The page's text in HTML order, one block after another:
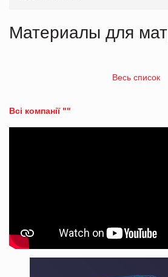
Материалы для
Весь список
Всі компанії ""